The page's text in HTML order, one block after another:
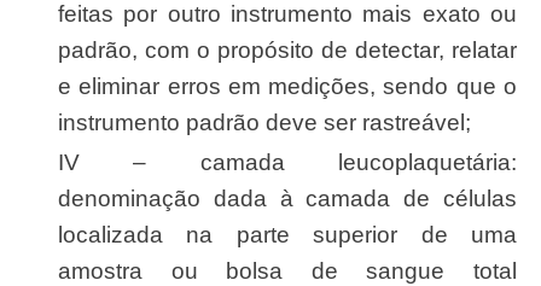
feitas por outro instrumento mais exato ou
padrão, com o propósito de detectar, relatar
e eliminar erros em medições, sendo que o
instrumento padrão deve ser rastreável;
IV – camada leucoplaquetária:
denominação dada à camada de células
localizada na parte superior de uma
amostra ou bolsa de sangue total